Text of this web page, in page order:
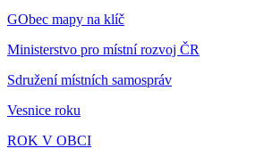
GObec mapy na klíč
Ministerstvo pro místní rozvoj ČR
Sdružení místních samospráv
Vesnice roku
ROK V OBCI